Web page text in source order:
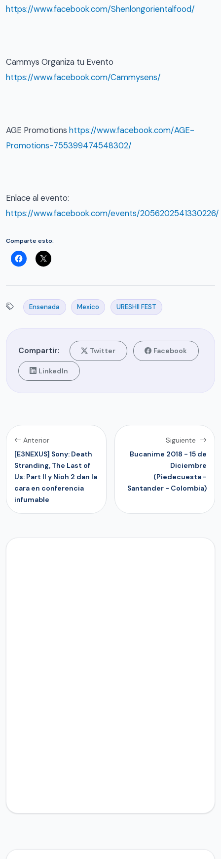
https://www.facebook.com/Shenlongorientalfood/
Cammys Organiza tu Evento
https://www.facebook.com/Cammysens/
AGE Promotions https://www.facebook.com/AGE-
Promotions-755399474548302/
Enlace al evento:
https://www.facebook.com/events/2056202541330226/
Comparte esto:
Ensenada Mexico URESHII FEST
Compartir: Twitter Facebook
LinkedIn
Anterior
[E3NEXUS] Sony: Death
Stranding, The Last of
Us: Part II y Nioh 2 dan la
cara en conferencia
infumable
Siguiente
Bucanime 2018 - 15 de
Diciembre
(Piedecuesta -
Santander - Colombia)